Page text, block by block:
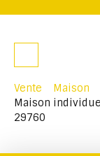
Vente Maison
Maison
29760